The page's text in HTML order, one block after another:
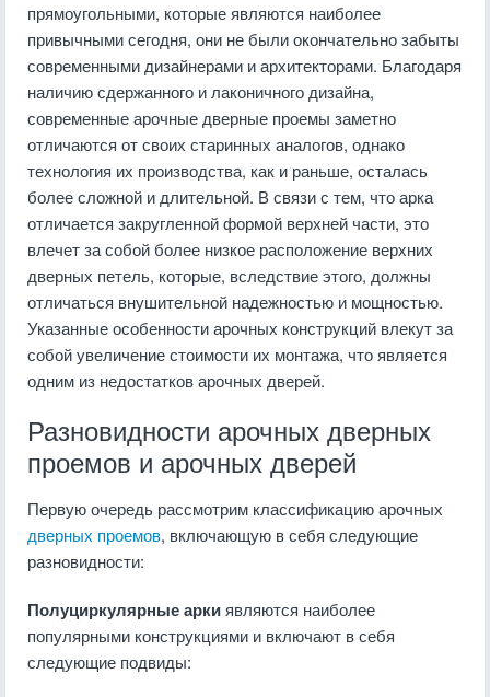
прямоугольными, которые являются наиболее
привычными сегодня, они не были окончательно забыты
современными дизайнерами и архитекторами. Благодаря
наличию сдержанного и лаконичного дизайна,
современные арочные дверные проемы заметно
отличаются от своих старинных аналогов, однако
технология их производства, как и раньше, осталась
более сложной и длительной. В связи с тем, что арка
отличается закругленной формой верхней части, это
влечет за собой более низкое расположение верхних
дверных петель, которые, вследствие этого, должны
отличаться внушительной надежностью и мощностью.
Указанные особенности арочных конструкций влекут за
собой увеличение стоимости их монтажа, что является
одним из недостатков арочных дверей.
Разновидности арочных дверных
проемов и арочных дверей
Первую очередь рассмотрим классификацию арочных
дверных проемов, включающую в себя следующие
разновидности:
Полуциркулярные аркиявляются наиболее
популярными конструкциями и включают в себя
следующие подвиды: